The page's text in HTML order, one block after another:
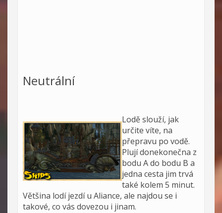
Neutrální
Lodě slouží, jak
určite víte, na
přepravu po vodě.
Plují donekonečna z
bodu A do bodu B a
jedna cesta jim trvá
také kolem 5 minut.
Většina lodí jezdí u Aliance, ale najdou se i
takové, co vás dovezou i jinam.